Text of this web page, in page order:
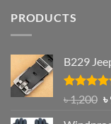
PRODUCTS
B229
Rated
out of 5
৳1,200 ৳